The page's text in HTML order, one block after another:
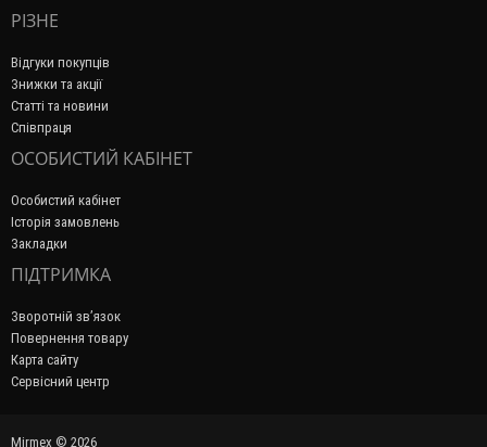
РІЗНЕ
Відгуки покупців
Знижки та акції
Статті та новини
Співпраця
ОСОБИСТИЙ КАБІНЕТ
Особистий кабінет
Історія замовлень
Закладки
ПІДТРИМКА
Зворотній зв’язок
Повернення товару
Карта сайту
Сервісний центр
Mirmex © 2026